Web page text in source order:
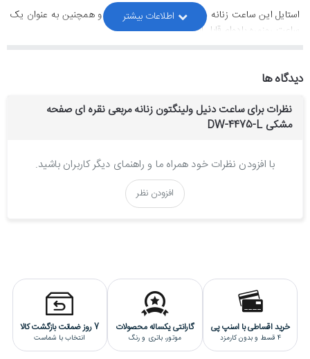
استایل این ساعت زنانه دنیل ولینگتون رسمی است و همچنین به عنوان یک
ساعت روزمره بادوام قابل استفاده است.
جنس بدنه، بند و قفل این
رنگ ثابتی دارد.
موتور ساعت مچی زنانه دنیل ولینگتون مربعی:
موتور این ساعت دنیل ولینگتون از نوع کوارتز است که ساخت شرکت میوتا
ژاپن می باشد و از کیفیت و دقت بسیار بالایی برخوردار است و دارای ضمانت
یکساله فروشگاه تک ثانیه می باشد.
کیفیت ساخت ساعت مچی زنانه دنیل ولینگتون:
دیدگاه ها
نظرات برای ساعت دنیل ولینگتون زنانه مربعی نقره ای صفحه
مشکی DW-4475-L
با افزودن نظرات خود همراه ما و راهنمای دیگر کاربران باشید.
افزودن نظر
خرید اقساطی با اسنپ پی
4 قسط و بدون کارمزد
گارانتی یکساله محصولات
موتور، باتری و رنگ
7 روز ضمانت بازگشت کالا
انتخاب با شماست